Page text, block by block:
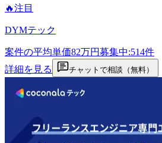
🔥注目
DYMテック
案件の平均単価82万円募集中:514件
詳細を見る
チャットで相談（無料）